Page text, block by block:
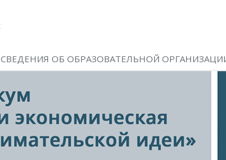
СВЕДЕНИЯ ОБ ОБРАЗОВАТЕЛЬНОЙ